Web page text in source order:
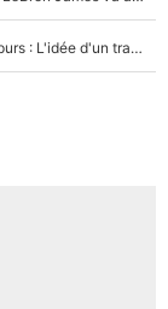
Stephen Curry avec Victor Wembanyama chez les Spurs : L'idée d'un trade historique est lancée en NBA !